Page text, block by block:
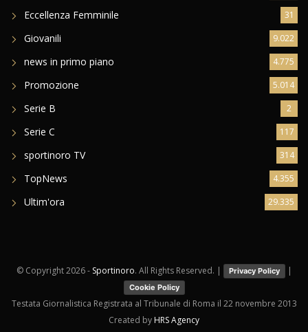
Eccellenza Femminile 31
Giovanili 9.022
news in primo piano 4.775
Promozione 5.014
Serie B 2
Serie C 117
sportinoro TV 314
TopNews 4.355
Ultim'ora 29.335
© Copyright2026 - Sportinoro. All Rights Reserved. | Privacy Policy |
Cookie Policy
Testata Giornalistica Registrata al Tribunale di Roma il 22 novembre 2013
Created by HRS Agency